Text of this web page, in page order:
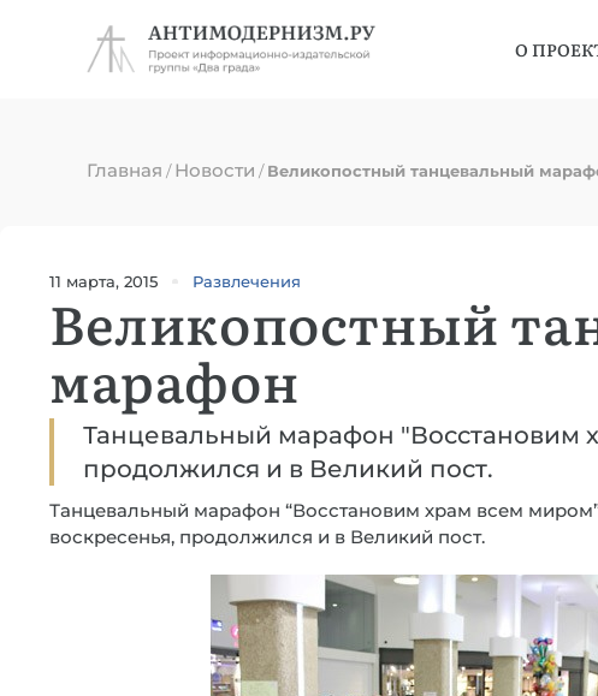
О
Главная /Новости /Великопостный танцевальный
11 марта, 2015 Развлечения
Великопостный
марафон
Танцевальный марафон "Восстановим
продолжился и в Великий пост.
Танцевальный марафон “Восстановим храм всем
воскресенья, продолжился и в Великий пост.